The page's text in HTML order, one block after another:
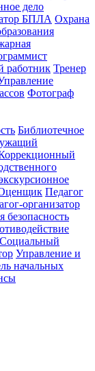
дело
БПЛА Охрана
работник Тренер
Фотограф
Библиотечное
Педагог
организатор
безопасность
Социальный
Управление и
начальных